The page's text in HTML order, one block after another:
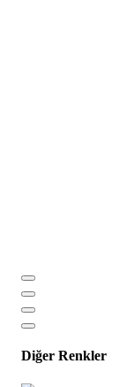
Diğer Renkler